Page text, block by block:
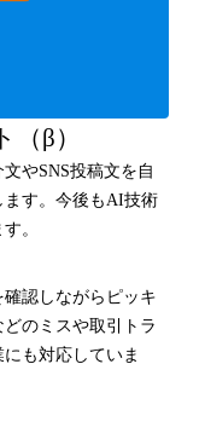
β）
やSNS投稿文を自
ます。今後もAI技術
。
認しながらピッキ
のミスや取引トラ
も対応していま